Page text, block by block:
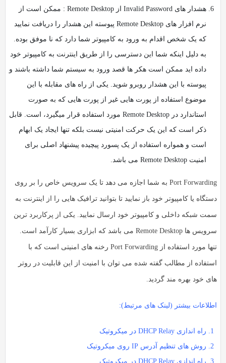
هشدار های Invalid Password از Remote Desktop : ممکن است از
نرم افزار های Remote Desktop پیوسته این هشدار را دریافت نمایید
که یک شخص اقدام به ورود به کامپیوتر شما دارد که نا موفق بوده.
به دلیل اینکه شما این دسترسی را از طریق اینترنت به کامپیوتر خود
داده اید ممکن است هکر ها قصد ورود به سیستم شما داشته باشند و
پیوسته با این هشدار روبرو شوید. یکی از راه های مقابله با این
موضوع استفاده از پورت هایی غیر از پورت هایی که به صورت
استاندارد در Remote Desktop مورد استفاده قرار میگیرد، است. قابل
ذکر است که این یک حرکت امنیتی نیست بلکه تنها ایجاد یک ابهام
است و همواره استفاده از یک پسورد پیچیده پیشنهاد اصلی برای
امنیت Remote Desktop می باشد.
Port Forwarding به شما اجازه می دهد تا یک سرویس خاص را بر روی
دستگاه یا کامپیوتر خود باز نمایید تا بتوانید ترافیک هایی را از اینترنت به
سمت شبکه داخلی و کامپیوتر خود ارسال نمایید. یکی از پرکاربرد ترین
سرویس ها Remote Desktop می باشد که ابزاری بسیار کارآمد است.
تنها مورد استفاده از Port Forwarding رخنه های امنیتی است که با
استفاده از مطالب گفته شده می توان با امنیت از این قابلیت در روتر
های خود بهره مند گردید.
اطلاعات بیشتر (لینک های مرتبط):
راه اندازی DHCP Relay در میکروتیک
روش های تنظیم آدرس IP روی میکروتیک
راه اندازی DHCP Relay در میکروتیک